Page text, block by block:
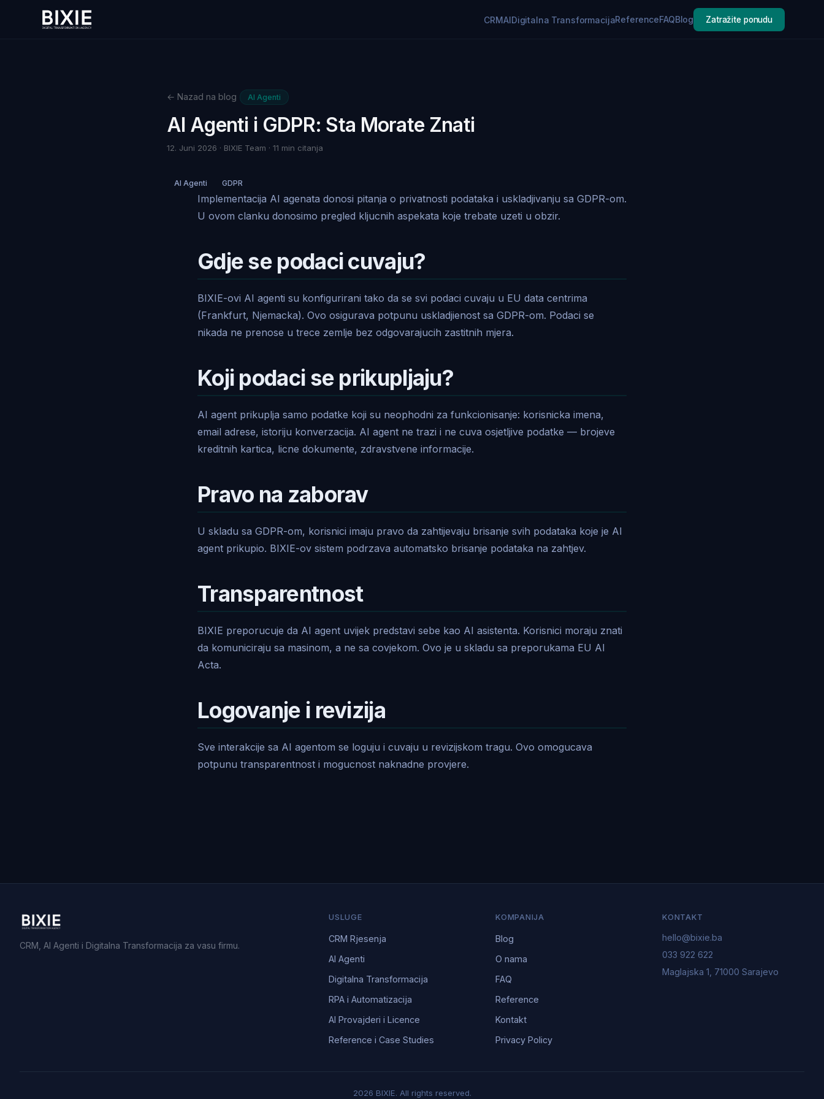
CRMAIDigitalna TransformacijaReferenceFAQBlog Zatražite ponudu
← Nazad na blog AI Agenti
AI Agenti i GDPR: Sta Morate Znati
12. Juni 2026 · BIXIE Team · 11 min citanja
AI Agenti GDPR
Implementacija AI agenata donosi pitanja o privatnosti podataka i uskladjivanju sa GDPR-om.
U ovom clanku donosimo pregled kljucnih aspekata koje trebate uzeti u obzir.
Gdje se podaci cuvaju?
BIXIE-ovi AI agenti su konfigurirani tako da se svi podaci cuvaju u EU data centrima
(Frankfurt, Njemacka). Ovo osigurava potpunu uskladjienost sa GDPR-om. Podaci se
nikada ne prenose u trece zemlje bez odgovarajucih zastitnih mjera.
Koji podaci se prikupljaju?
AI agent prikuplja samo podatke koji su neophodni za funkcionisanje: korisnicka imena,
email adrese, istoriju konverzacija. AI agent ne trazi i ne cuva osjetljive podatke — brojeve
kreditnih kartica, licne dokumente, zdravstvene informacije.
Pravo na zaborav
U skladu sa GDPR-om, korisnici imaju pravo da zahtijevaju brisanje svih podataka koje je AI
agent prikupio. BIXIE-ov sistem podrzava automatsko brisanje podataka na zahtjev.
Transparentnost
BIXIE preporucuje da AI agent uvijek predstavi sebe kao AI asistenta. Korisnici moraju znati
da komuniciraju sa masinom, a ne sa covjekom. Ovo je u skladu sa preporukama EU AI
Acta.
Logovanje i revizija
Sve interakcije sa AI agentom se loguju i cuvaju u revizijskom tragu. Ovo omogucava
potpunu transparentnost i mogucnost naknadne provjere.
CRM, AI Agenti i Digitalna Transformacija za vasu firmu.
USLUGE
CRM Rjesenja
AI Agenti
Digitalna Transformacija
RPA i Automatizacija
AI Provajderi i Licence
Reference i Case Studies
KOMPANIJA
Blog
O nama
FAQ
Reference
Kontakt
Privacy Policy
KONTAKT
hello@bixie.ba
033 922 622
Maglajska 1, 71000 Sarajevo
2026 BIXIE. All rights reserved.